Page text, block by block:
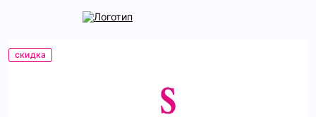
скидка